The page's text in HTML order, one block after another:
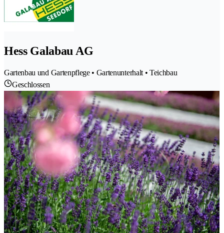
Hess Galabau AG
Gartenbau und Gartenpflege • Gartenunterhalt • Teichbau
Geschlossen